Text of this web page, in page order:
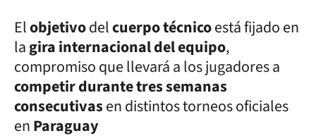
Elobjetivodelcuerpo técnicoestá fijado en
lagira internacional del equipo,
compromiso que llevará a los jugadores a
competir durante tres semanas
consecutivasen distintos torneos oficiales
enParaguay